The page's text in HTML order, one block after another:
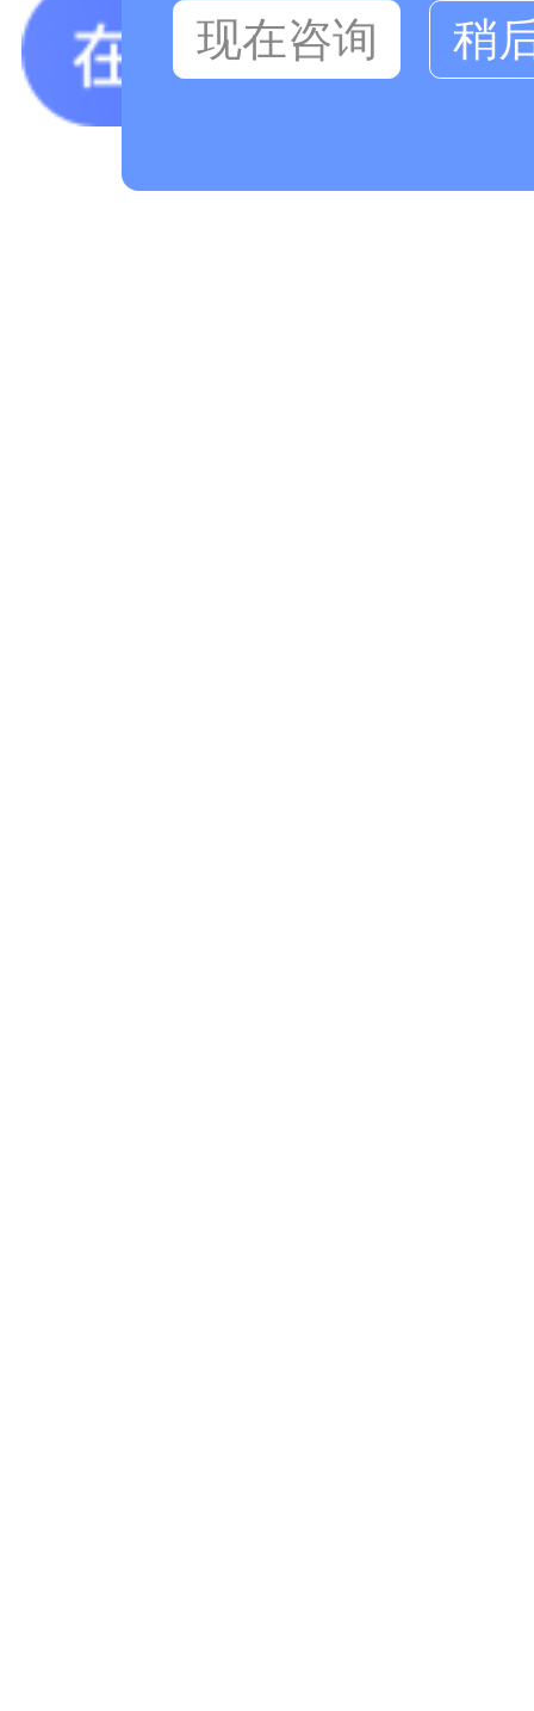
现在咨询 稍